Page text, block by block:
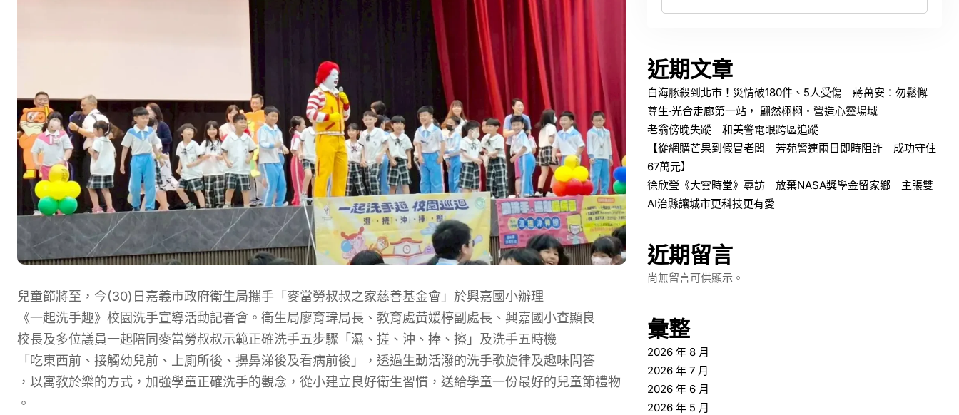
兒童節將至， 今(30)日嘉義市政府衛生局攜手「麥當勞叔叔之家慈善基金會」 於興嘉國小辦理
《一起洗手趣》校園洗手宣導活動記者會 。衛生局廖育瑋局長、教育處黃媛楟副 處長、 興嘉國小查顯良
校長及多位議員一起陪同麥當勞叔叔示範正確洗手五步驟 「濕、搓、沖、捧、擦」 及洗手五時機
「吃東西前、接觸幼兒前、上廁所後、擤鼻涕後及看病前後」
， 透過生動活潑的洗手歌旋律及趣味問答
，以寓教於樂的方式 ，加強學童正確洗手的觀念，從小建立良好衛生習慣，送給學童一份最好的兒童節禮物
。
近期文章
白海豚殺到北市！災情破180件、5人受傷 蔣萬安：勿鬆懈
尊生·光合走廊第一站， 翩然栩栩・營造心靈場域
老翁傍晚失蹤 和美警電眼跨區追蹤
【從網購芒果到假冒老闆 芳苑警連兩日即時阻詐 成功守住
67萬元】
徐欣瑩《大雲時堂》專訪 放棄NASA獎學金留家鄉 主張雙
AI治縣讓城市更科技更有愛
近期留言
尚無留言可供顯示。
彙整
2026 年 8 月
2026 年 7 月
2026 年 6 月
2026 年 5 月